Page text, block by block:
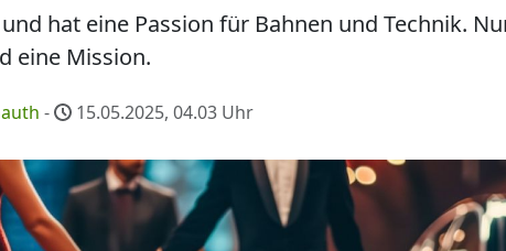
und hat eine Passion für Bahnen und Technik.
eine Mission.
- 15.05.2025, 04.03 Uhr